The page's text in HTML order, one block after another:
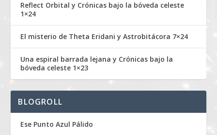
Reflect Orbital y Crónicas bajo la bóveda celeste
1×24
El misterio de Theta Eridani y Astrobitácora 7×24
Una espiral barrada lejana y Crónicas bajo la
bóveda celeste 1×23
BLOGROLL
Ese Punto Azul Pálido